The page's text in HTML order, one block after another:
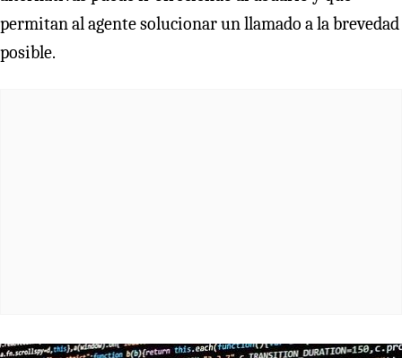
permitan al agente solucionar un llamado a la brevedad
posible.